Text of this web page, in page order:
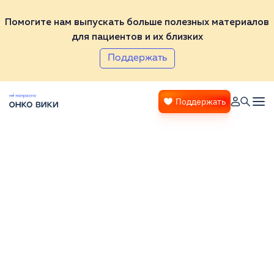
Помогите нам выпускать больше полезных материалов
для пациентов и их близких
Поддержать
Поддержать